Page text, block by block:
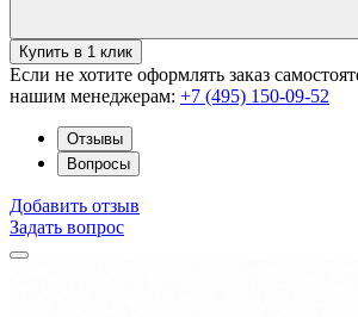
Купить в 1 клик
Если не хотите оформлять заказ
нашим менеджерам: +7 (495) 150-09-52
Отзывы
Вопросы
Добавить отзыв
Задать вопрос